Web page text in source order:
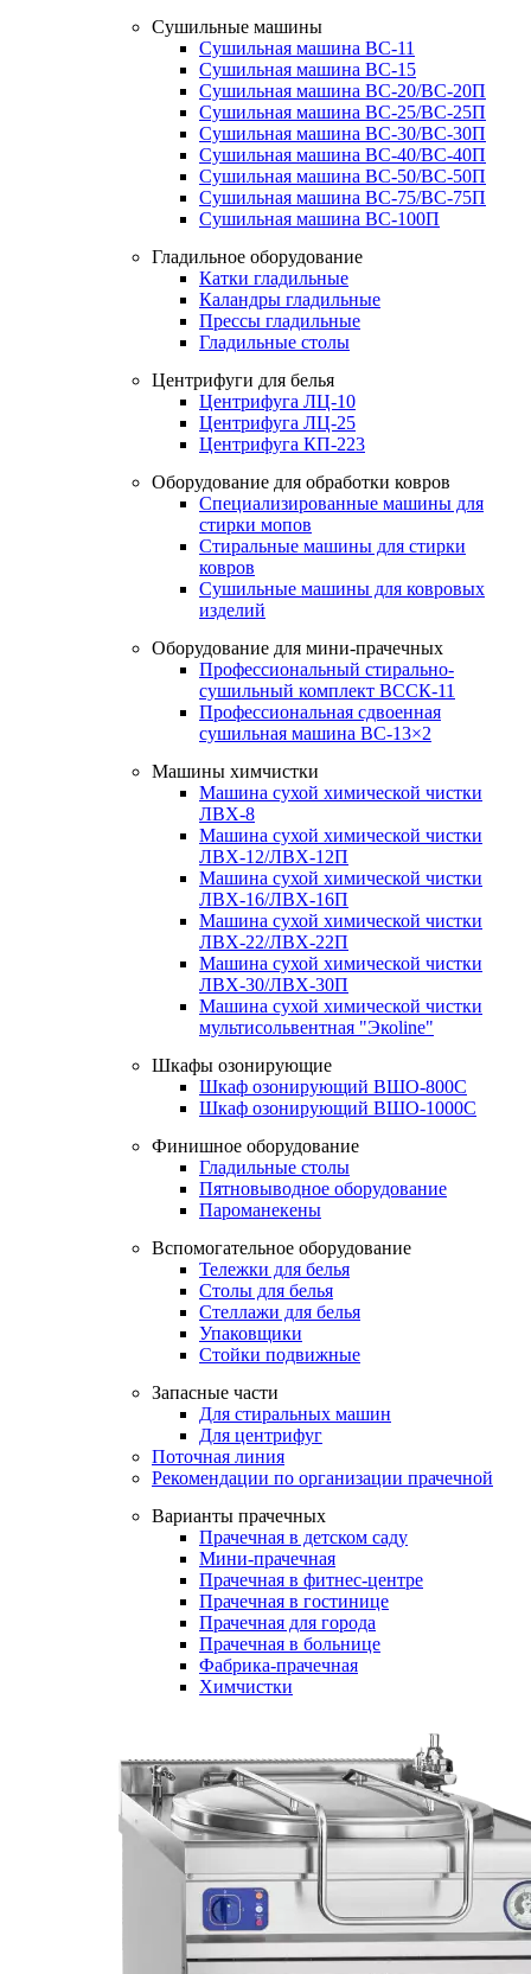
Сушильные машины
Сушильная машина ВС-11
Сушильная машина ВС-15
Сушильная машина ВС-20/ВС-20П
Сушильная машина ВС-25/ВС-25П
Сушильная машина ВС-30/ВС-30П
Сушильная машина ВС-40/ВС-40П
Сушильная машина ВС-50/ВС-50П
Сушильная машина ВС-75/ВС-75П
Сушильная машина ВС-100П
Гладильное оборудование
Катки гладильные
Каландры гладильные
Прессы гладильные
Гладильные столы
Центрифуги для белья
Центрифуга ЛЦ-10
Центрифуга ЛЦ-25
Центрифуга КП-223
Оборудование для обработки ковров
Специализированные машины для
стирки мопов
Стиральные машины для стирки
ковров
Сушильные машины для ковровых
изделий
Оборудование для мини-прачечных
Профессиональный стирально-
сушильный комплект ВССК-11
Профессиональная сдвоенная
сушильная машина ВС-13×2
Машины химчистки
Машина сухой химической чистки
ЛВХ-8
Машина сухой химической чистки
ЛВХ-12/ЛВХ-12П
Машина сухой химической чистки
ЛВХ-16/ЛВХ-16П
Машина сухой химической чистки
ЛВХ-22/ЛВХ-22П
Машина сухой химической чистки
ЛВХ-30/ЛВХ-30П
Машина сухой химической чистки
мультисольвентная "Экоline"
Шкафы озонирующие
Шкаф озонирующий ВШО-800С
Шкаф озонирующий ВШО-1000С
Финишное оборудование
Гладильные столы
Пятновыводное оборудование
Пароманекены
Вспомогательное оборудование
Тележки для белья
Столы для белья
Стеллажи для белья
Упаковщики
Стойки подвижные
Запасные части
Для стиральных машин
Для центрифуг
Поточная линия
Рекомендации по организации прачечной
Варианты прачечных
Прачечная в детском саду
Мини-прачечная
Прачечная в фитнес-центре
Прачечная в гостинице
Прачечная для города
Прачечная в больнице
Фабрика-прачечная
Химчистки